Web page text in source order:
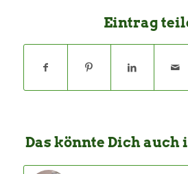
Eintrag
Das könnte Dich